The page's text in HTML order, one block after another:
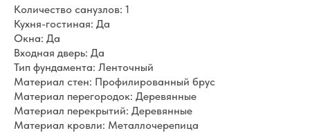
Количество санузлов: 1
Кухня-гостиная: Да
Окна: Да
Входная дверь: Да
Тип фундамента: Ленточный
Материал стен: Профилированный брус
Материал перегородок: Деревянные
Материал перекрытий: Деревянные
Материал кровли: Металлочерепица